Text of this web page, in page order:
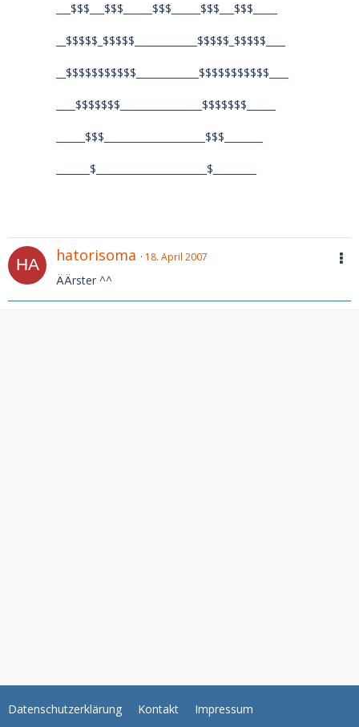
___$$$___$$$______$$$______$$$___$$$_____
__$$$$$_$$$$$_____________$$$$$_$$$$$____
__$$$$$$$$$$$_____________$$$$$$$$$$$____
____$$$$$$$_________________$$$$$$$______
______$$$_____________________$$$________
_______$_______________________$_________
hatorisoma 18. April 2007
ÄÄrster ^^
Datenschutzerklärung Kontakt Impressum